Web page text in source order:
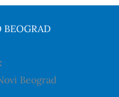
BEOGRAD
Beograd